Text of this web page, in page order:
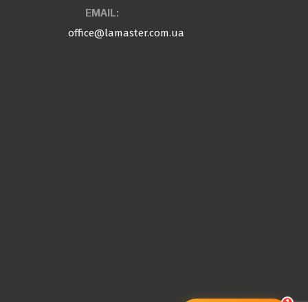
EMAIL:
office@lamaster.com.ua